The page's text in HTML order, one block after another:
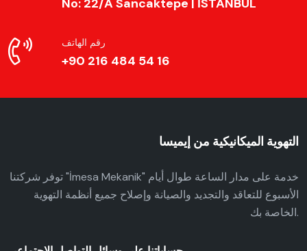
رقم الهاتف
+90 216 484 54 16
No: 22/A Sancaktepe | İSTANBUL
التهوية الميكانيكية من إيميسا
توفر شركتنا "İmesa Mekanik" خدمة على مدار الساعة طوال أيام
الأسبوع للتعاقد والتجديد والصيانة وإصلاح جميع أنظمة التهوية
الخاصة بك.